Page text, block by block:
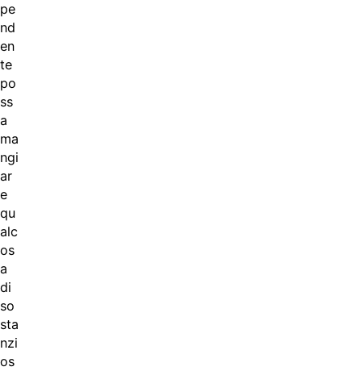
pe
nd
en
te
po
ss
a
ma
ngi
ar
e
qu
alc
os
a
di
so
sta
nzi
os